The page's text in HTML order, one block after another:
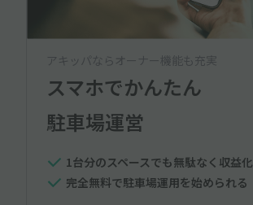
アキッパならオーナー機能も充実
スマホでかんたん
駐車場運営
1台分のスペースでも無駄なく収益化
完全無料で駐車場運用を始められる